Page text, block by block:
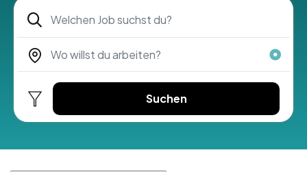
Suchen